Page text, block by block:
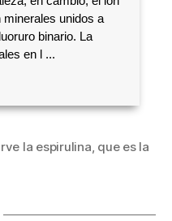
unidos a
binario. La
en l ...
la espirulina, que es la